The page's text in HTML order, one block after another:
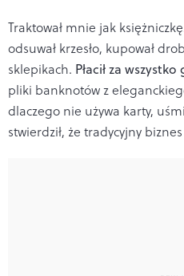
Traktował mnie jak
odsuwał krzesło, kupował
sklepikach. Płacił za
pliki banknotów z
dlaczego nie używa karty,
stwierdził, że tradycyjny